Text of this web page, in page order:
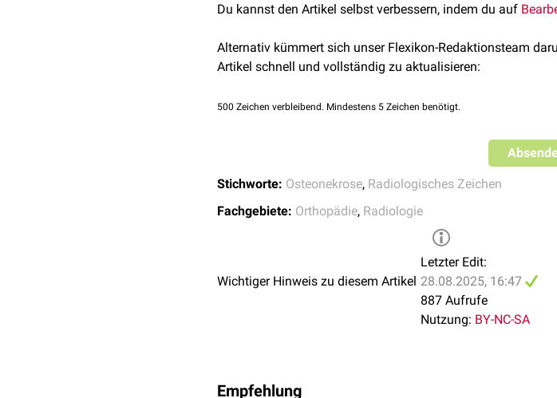
Archives Imaging of Osteonecrosis: Radiologic-
Du kannst den Artikel selbst verbessern, indem du auf
Alternativ kümmert sich unser Flexikon-Redaktionsteam
Artikel schnell und vollständig zu aktualisieren:
500 Zeichen verbleibend. Mindestens 5 Zeichen benötigt.
Stichworte: Osteonekrose, Radiologisches Zeichen
Fachgebiete: Orthopädie, Radiologie
Wichtiger Hinweis zu diesem Artikel
Letzter Edit:
28.08.2025, 16:47
887 Aufrufe
Nutzung: BY-NC-SA
Empfehlung